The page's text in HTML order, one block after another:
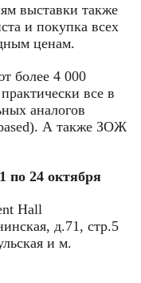
выставки также
и покупка всех
ценам.
более 4 000
все в
аналогов
А также ЗОЖ
по 24 октября
Hall
д.71, стр.5
и м.